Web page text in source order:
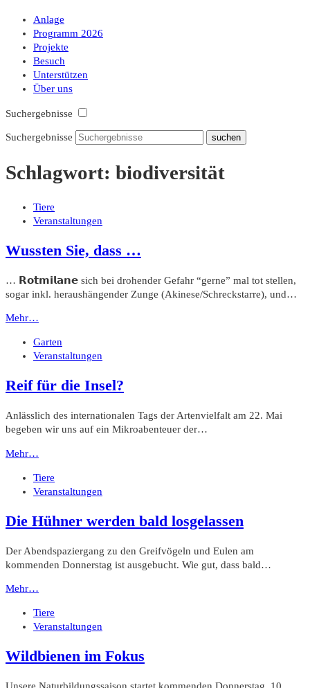
Anlage
Programm 2026
Projekte
Besuch
Unterstützen
Über uns
Suchergebnisse
Suchergebnisse
Schlagwort: biodiversität
Tiere
Veranstaltungen
Wussten Sie, dass …
… 𝗥𝗼𝘁𝗺𝗶𝗹𝗮𝗻𝗲 sich bei drohender Gefahr “gerne” mal tot stellen,
sogar inkl. heraushängender Zunge (Akinese/Schreckstarre), und…
Mehr…
Garten
Veranstaltungen
Reif für die Insel?
Anlässlich des internationalen Tags der Artenvielfalt am 22. Mai
begeben wir uns auf ein Mikroabenteuer der…
Mehr…
Tiere
Veranstaltungen
Die Hühner werden bald losgelassen
Der Abendspaziergang zu den Greifvögeln und Eulen am
kommenden Donnerstag ist ausgebucht. Wie gut, dass bald…
Mehr…
Tiere
Veranstaltungen
Wildbienen im Fokus